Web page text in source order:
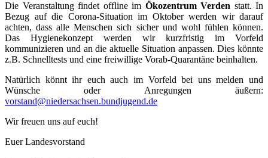
Die Veranstaltung findet offline im Ökozentrum Verden statt. In
Bezug auf die Corona-Situation im Oktober werden wir darauf
achten, dass alle Menschen sich sicher und wohl fühlen können.
Das Hygienekonzept werden wir kurzfristig im Vorfeld
kommunizieren und an die aktuelle Situation anpassen. Dies könnte
z.B. Schnelltests und eine freiwillige Vorab-Quarantäne beinhalten.
Natürlich könnt ihr euch auch im Vorfeld bei uns melden und
Wünsche oder Anregungen äußern:
vorstand@niedersachsen.bundjugend.de
Wir freuen uns auf euch!
Euer Landesvorstand